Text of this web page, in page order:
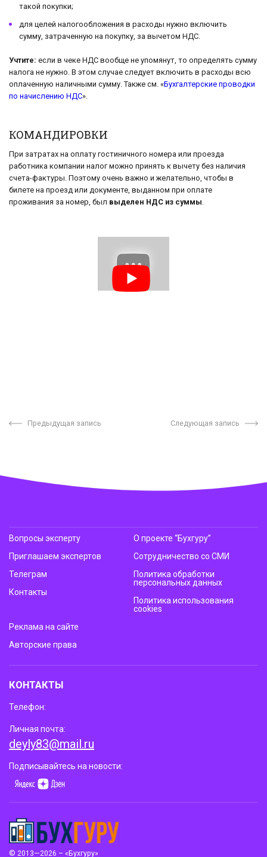
такой покупки;
для целей налогообложения в расходы нужно включить
сумму, затраченную на покупку, за вычетом НДС.
Учтите: если в чеке НДС вообще не упомянут, то определять сумму
налога не нужно. В этом случае следует включить в расходы всю
оплаченную наличными сумму. Также см. «Бухгалтерские проводки
по начислению НДС».
КОМАНДИРОВКИ
При затратах на оплату гостиничного номера или проезда
работника компании налог можно принять к вычету без наличия
счета-фактуры. Поэтому очень важно и желательно, чтобы в
билете на проезд или документе, выданном при оплате
проживания за номер, был выделен НДС из суммы.
Предыдущая запись Следующая запись
© 2013—2026 – «Бухгуру»
Вопросы эксперту
Приглашаем экспертов
Телеграм
Контакты
О проекте “Бухгуру”
Сотрудничество со СМИ
Политика обработки
персональных данных
Политика использования
cookies
Реклама на сайте
Авторские права
КОНТАКТЫ
Телефон:
Личная почта:
deyly83@mail.ru
Подписывайтесь на новости: